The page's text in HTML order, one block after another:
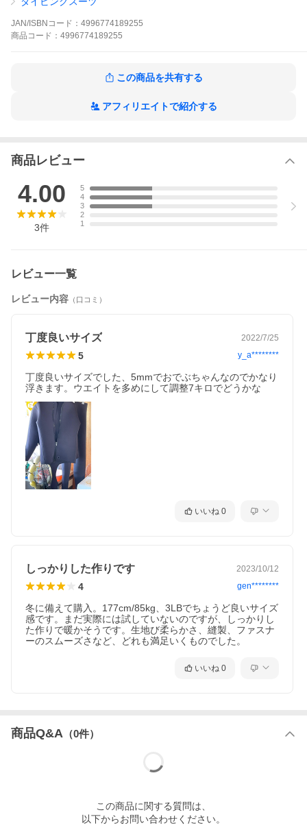
●【アウトレット】は今後入荷予定がなく売り尽し価格で販売中の
商品。
●【現品限り】は入荷予定がない商品。
JAN/ISBNコード： 4996774189255
商品 コード： 4996774189255
この商品を共有する
アフィリエイトで紹介する
商品レビュー
4.00
3件
5
4
3
2
1
レビュー一覧
レビュー内容 （口コミ）
丁度良いサイズ 2022/7/25
5 y_a********
丁度良いサイズでした、5mmでおでぶちゃんなのでかなり
浮きます。ウエイトを多めにして調整7キロでどうかな
いいね 0
しっかりした作りです 2023/10/12
4 gen********
冬に備えて購入。177cm/85kg、3LBでちょうど良いサイズ
感です。まだ実際には試していないのですが、しっかりし
た作りで暖かそうです。生地び柔らかさ、縫製、ファスナ
ーのスムーズさなど、どれも満足いくものでした。
いいね 0
商品Q&A （0件）
この商品に関する質問は、
以下からお問い合わせください。